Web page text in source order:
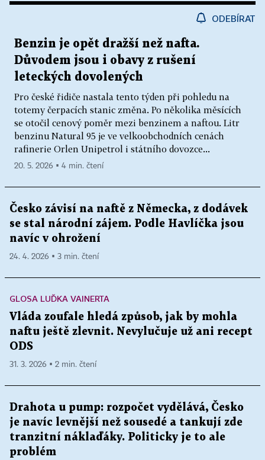
ODEBÍRAT
Benzin je opět dražší než nafta.
Důvodem jsou i obavy z rušení
leteckých dovolených
Pro české řidiče nastala tento týden při pohledu na
totemy čerpacích stanic změna. Po několika měsících
se otočil cenový poměr mezi benzinem a naftou. Litr
benzinu Natural 95 je ve velkoobchodních cenách
rafinerie Orlen Unipetrol i státního dovozce...
20. 5. 2026 ▪ 4 min. čtení
Česko závisí na naftě z Německa, z dodávek
se stal národní zájem. Podle Havlíčka jsou
navíc v ohrožení
24. 4. 2026 ▪ 3 min. čtení
GLOSA LUĎKA VAINERTA
Vláda zoufale hledá způsob, jak by mohla
naftu ještě zlevnit. Nevylučuje už ani recept
ODS
31. 3. 2026 ▪ 2 min. čtení
Drahota u pump: rozpočet vydělává, Česko
je navíc levnější než sousedé a tankují zde
tranzitní náklaďáky. Politicky je to ale
problém